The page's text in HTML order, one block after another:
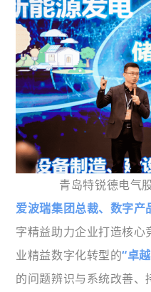
青岛特锐德电气
爱波瑞集团总裁、数字产
字精益助力企业打造核心
业精益数字化转型的“卓
的问题辨识与系统改善